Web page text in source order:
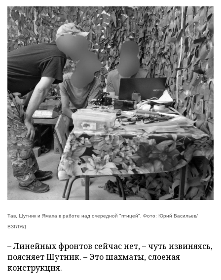
Тав, Шутник и Ямаха в работе над очередной "птицей". Фото: Юрий Васильев/
ВЗГЛЯД
– Линейных фронтов сейчас нет, – чуть извиняясь,
поясняет Шутник. – Это шахматы, слоеная
конструкция.